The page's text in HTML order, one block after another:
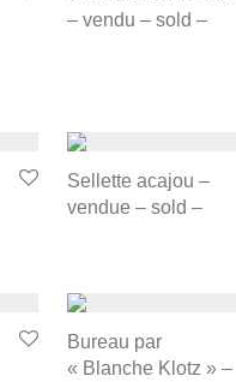
– vendu – sold –
Sellette acajou –
vendue – sold –
Bureau par
« Blanche Klotz » –